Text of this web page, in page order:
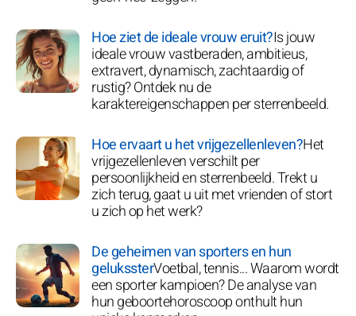
Hoe ziet de ideale vrouw eruit?Is jouw
ideale vrouw vastberaden, ambitieus,
extravert, dynamisch, zachtaardig of
rustig? Ontdek nu de
karaktereigenschappen per sterrenbeeld.
Hoe ervaart u het vrijgezellenleven?Het
vrijgezellenleven verschilt per
persoonlijkheid en sterrenbeeld. Trekt u
zich terug, gaat u uit met vrienden of stort
u zich op het werk?
De geheimen van sporters en hun
gelukssterVoetbal, tennis... Waarom wordt
een sporter kampioen? De analyse van
hun geboortehoroscoop onthult hun